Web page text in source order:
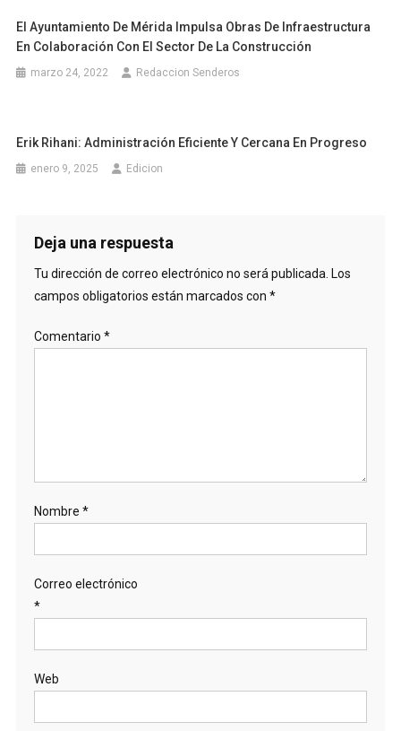
El Ayuntamiento De Mérida Impulsa Obras De Infraestructura
En Colaboración Con El Sector De La Construcción
marzo 24, 2022 Redaccion Senderos
Erik Rihani: Administración Eficiente Y Cercana En Progreso
enero 9, 2025 Edicion
Deja una respuesta
Tu dirección de correo electrónico no será publicada. Los
campos obligatorios están marcados con *
Comentario *
Nombre *
Correo electrónico
*
Web